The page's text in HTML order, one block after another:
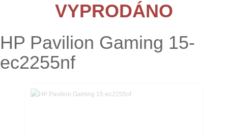
VYPRODÁNO
HP Pavilion Gaming 15-
ec2255nf